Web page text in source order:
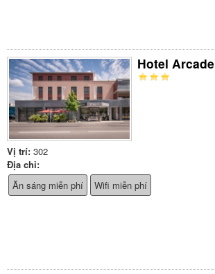
Hotel Arcade
Vị trí: 302
Địa chỉ:
Ăn sáng miễn phí
Wifi miễn phí